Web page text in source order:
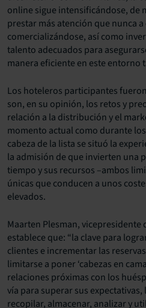
online sigue intensificándose, de
prestar más atención que nunca
comercializándose, así como
talento adecuados para
manera eficiente en este entorno
Los hoteleros participantes
son, en su opinión, los retos y
relación a la distribución y el
momento actual como durante
cabeza de la lista se situó la
la admisión de que invierten una
tiempo y sus recursos –ambos
únicas que conducen a unos
elevados.
Maarten Plesman, vicepresidente
establece que: “la clave para
clientes e incrementar las
limitarse a poner ‘cabezas en
relaciones próximas con los
vía para superar sus
recopilar, almacenar, analizar y